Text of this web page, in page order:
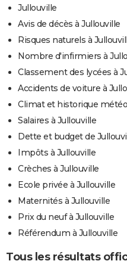
Jullouville
Avis de décès à Jullouville
Risques naturels à
Nombre d'infirmiers à
Classement des lycées à
Accidents de voiture à
Climat et historique
Salaires à Jullouville
Dette et budget de
Impôts à Jullouville
Crèches à Jullouville
Ecole privée à Jullouville
Maternités à Jullouville
Prix du neuf à Jullouville
Référendum à Jullouville
Tous les résultats